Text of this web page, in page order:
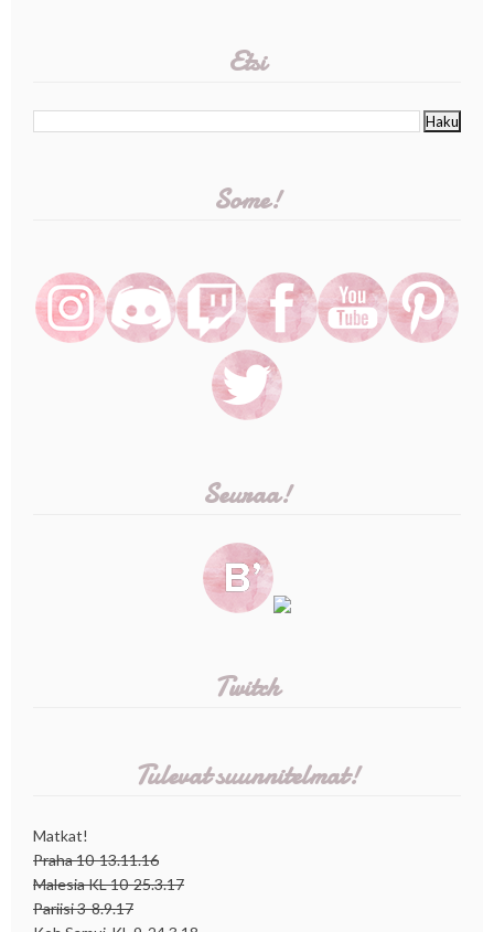
Etsi
Some!
Seuraa!
Twitch
Tulevat suunnitelmat!
Matkat!
Praha 10-13.11.16
Malesia KL 10-25.3.17
Pariisi 3-8.9.17